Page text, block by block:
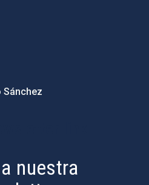
Sánchez
nuestra